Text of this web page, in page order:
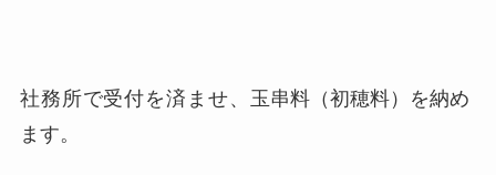
社務所で受付を済ませ、 玉串料（初穂料）を納め
ます。